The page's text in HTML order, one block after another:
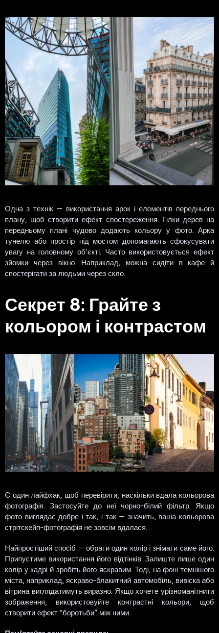
Одна з технік — використання арок і елементів переднього
плану, щоб створити ефект спостереження. Гілки дерев на
передньому плані чудово додають кольору у фото. Арка
тунелю або простір під мостом допомагають сфокусувати
увагу на головному об’єкті. Часто використовується ефект
зйомки через вікно. Наприклад, можна сидіти в кафе й
спостерігати за людьми через скло.
Секрет 8: Грайте з
кольором і контрастом
Є один лайфхак, щоб перевірити, наскільки вдала кольорова
фотографія. Застосуйте до неї чорно-білий фільтр. Якщо
фото виглядає добре і так, і так — значить, ваша кольорова
стрітскейп-фотографія не зовсім вдалася.
Найпростіший спосіб — обрати один колір і знімати саме його.
Припустиме використання його відтінків. Залиште лише один
колір у кадрі й зробіть його яскравим. Тоді, на фоні темнішого
міста, наприклад, яскраво-блакитний автомобіль, вивіска або
вітрина виглядатимуть виразно. Якщо хочете урізноманітнити
зображення, використовуйте контрастні кольори, щоб
створити ефект “боротьби” між ними.